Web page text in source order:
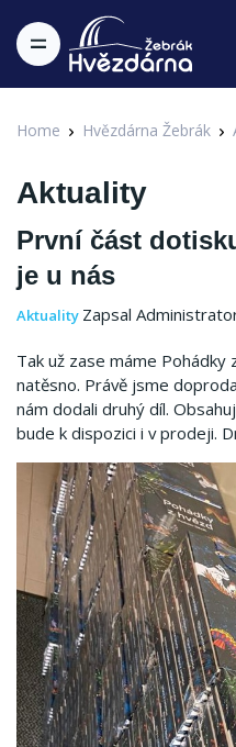
Home Hvězdárna Žebrák
Aktuality
První část
je u nás
Aktuality Zapsal
Tak už zase máme Pohádky
natěsno. Právě jsme
nám dodali druhý díl.
bude k dispozici i v prodeji.